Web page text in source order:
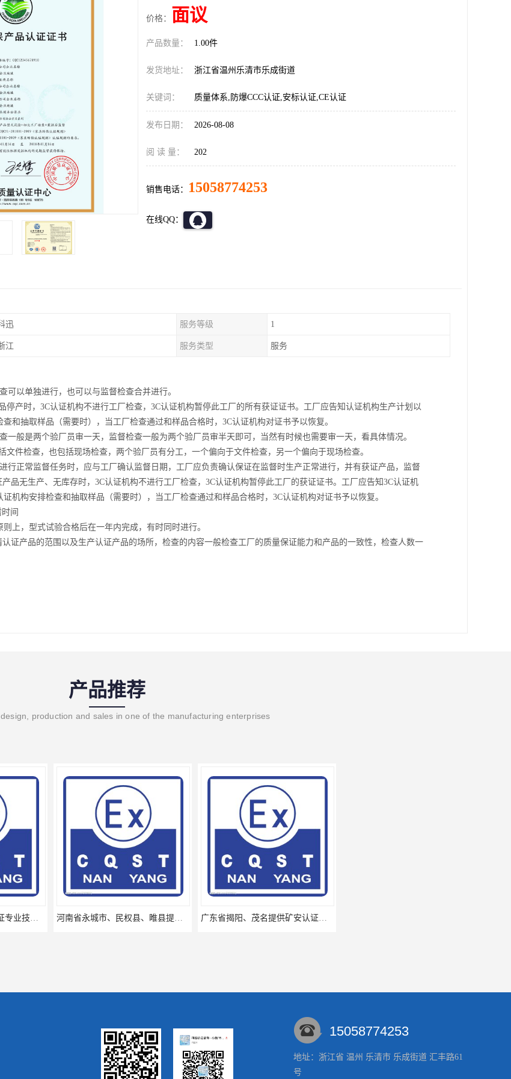
价格： 面议
产品数量： 1.00件
发货地址： 浙江省温州乐清市乐成街道
关键词： 质量体系,防爆CCC认证,安标认证,CE认证
发布日期： 2026-08-08
阅 读 量： 202
销售电话： 15058774253
在线QQ：
迅 服务等级 1
江 服务类型 服务
可以单独进行，也可以与监督检查合并进行。
停产时，3C认证机构不进行工厂检查，3C认证机构暂停此工厂的所有获证证书。工厂应告知认证机构生产计划以
查和抽取样品（需要时），当工厂检查通过和样品合格时，3C认证机构对证书予以恢复。
查一般是两个验厂员审一天，监督检查一般为两个验厂员审半天即可，当然有时候也需要审一天，看具体情况。
文件检查，也包括现场检查，两个验厂员有分工，一个偏向于文件检查，另一个偏向于现场检查。
进行正常监督任务时，应与工厂确认监督日期，工厂应负责确认保证在监督时生产正常进行，并有获证产品，监督
品无生产、无库存时，3C认证机构不进行工厂检查，3C认证机构暂停此工厂的获证证书。工厂应告知3C认证机
证机构安排检查和抽取样品（需要时），当工厂检查通过和样品合格时，3C认证机构对证书予以恢复。
间
则上，型式试验合格后在一年内完成，有时同时进行。
证产品的范围以及生产认证产品的场所，检查的内容一般检查工厂的质量保证能力和产品的一致性，检查人数一
产品推荐
production and sales in one of the manufacturing enterprises
河南省南阳提供矿安认证专业技术服务值得信赖的咨询专家 河南省永城市、民权县、睢县提供矿安认证专业技术服务值得信赖的咨询专家 广东省揭阳、茂名提供矿安认证专业咨询服务机构让你拿本放心省心
15058774253
地址：浙江省 温州 乐清市 乐成街道 汇丰路61
号